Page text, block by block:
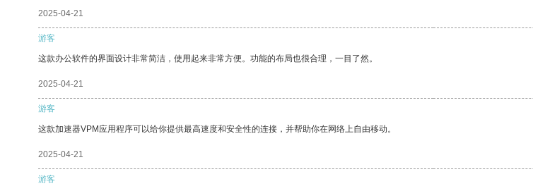
2025-04-21
游客
这款办公软件的界面设计非常简洁，使用起来非常方便。功能的布局也很合理，一目了然。
2025-04-21
游客
这款加速器VPM应用程序可以给你提供最高速度和安全性的连接，并帮助你在网络上自由移动。
2025-04-21
游客